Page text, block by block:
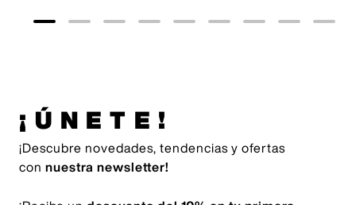
¡ÚNETE!
¡Descubre novedades, tendencias y ofertas
con nuestra newsletter!